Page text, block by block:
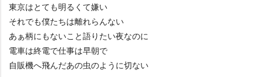
東京はとても明るくて嫌い
それでも僕たちは離れらんない
あぁ柄にもないこと語りたい夜なのに
電車は終電で仕事は早朝で
自販機へ飛んだあの虫のように切ない